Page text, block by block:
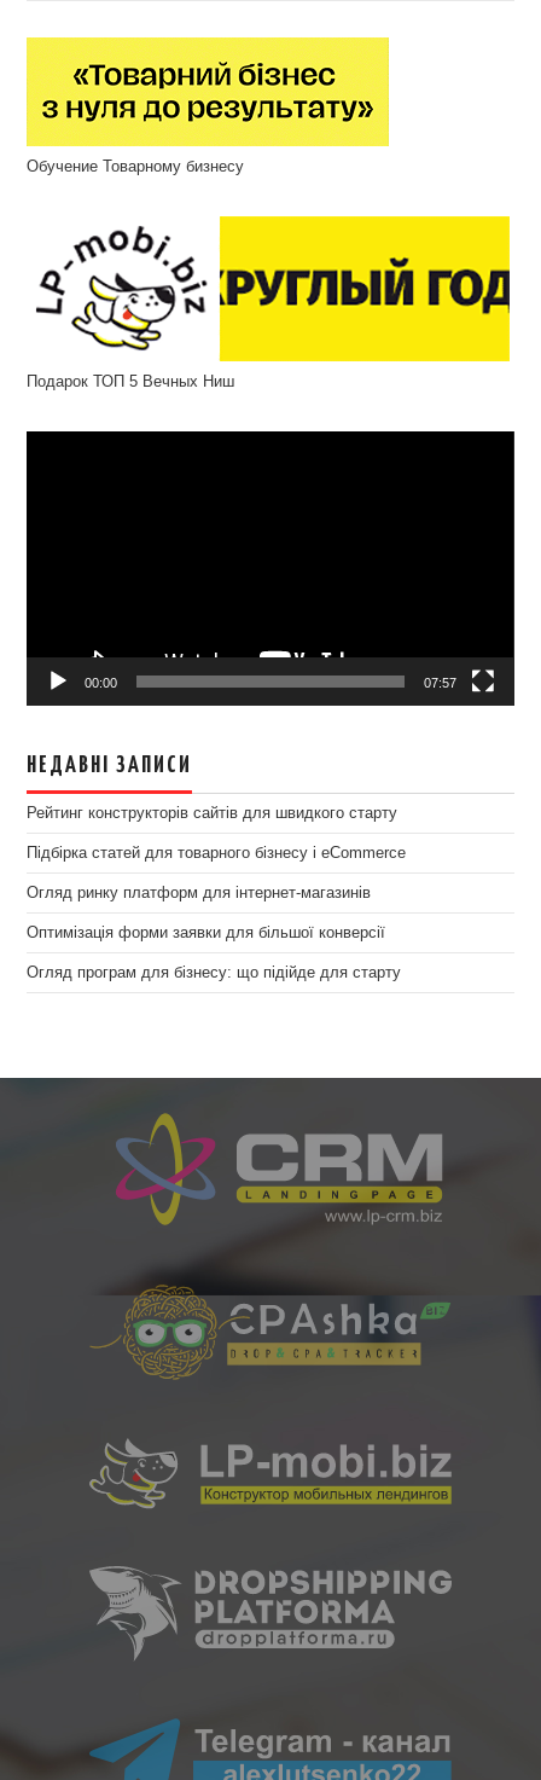
Обучение Товарному бизнесу
Подарок ТОП 5 Вечных Ниш
00:00 07:57
НЕДАВНІ ЗАПИСИ
Рейтинг конструкторів сайтів для швидкого старту
Підбірка статей для товарного бізнесу і eCommerce
Огляд ринку платформ для інтернет-магазинів
Оптимізація форми заявки для більшої конверсії
Огляд програм для бізнесу: що підійде для старту